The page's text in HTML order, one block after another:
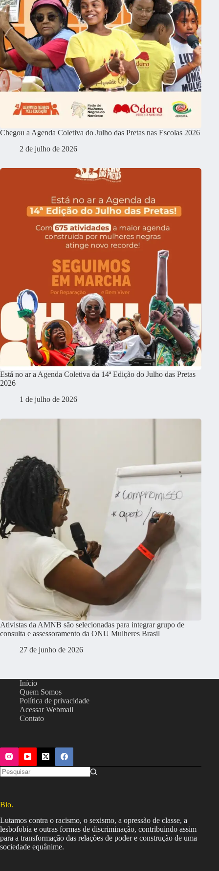
Chegou a Agenda Coletiva do Julho das Pretas nas Escolas 2026
2 de julho de 2026
Está no ar a Agenda Coletiva da 14ª Edição do Julho das Pretas
2026
1 de julho de 2026
Ativistas da AMNB são selecionadas para integrar grupo de
consulta e assessoramento da ONU Mulheres Brasil
27 de junho de 2026
Início
Quem Somos
Política de privacidade
Acessar Webmail
Contato
Bio.
Lutamos contra o racismo, o sexismo, a opressão de classe, a
lesbofobia e outras formas de discriminação, contribuindo assim
para a transformação das relações de poder e construção de uma
sociedade equânime.